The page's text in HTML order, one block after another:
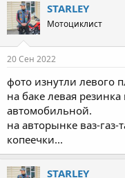
STARLEY
Мотоциклист
20 Сен 2022
фото изнутли левого
на баке левая
автомобильной.
на авторынке ваз-газ-
копеечки...
STARLEY